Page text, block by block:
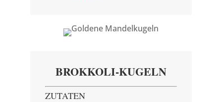
BROKKOLI-KUGELN
ZUTATEN